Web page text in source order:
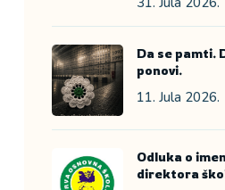
Da se pamti.
ponovi.
11. Jula 2026.
Odluka o
direktora